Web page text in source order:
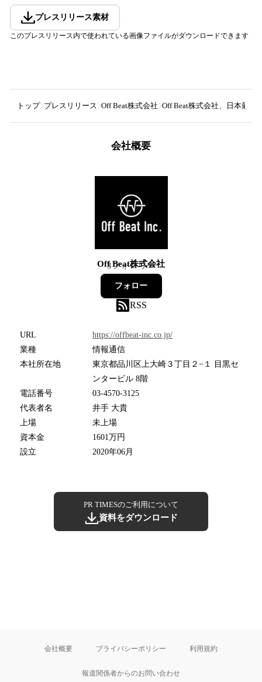
プレスリリース素材
このプレスリリース内で使われている画像ファイルがダウンロードできます
トップ プレスリリース Off Beat株式会社 Off Beat株式会社、日本最大
会社概要
Off Beat株式会社
3フォロワー
フォロー
RSS
URL
https://offbeat-inc.co.jp/
業種
情報通信
本社所在地
東京都品川区上大崎３丁目２−１ 目黒セ
ンタービル 8階
電話番号
03-4570-3125
代表者名
井手 大貴
上場
未上場
資本金
1601万円
設立
2020年06月
PR TIMESのご利用について
資料をダウンロード
会社概要 プライバシーポリシー 利用規約
報道関係者からのお問い合わせ